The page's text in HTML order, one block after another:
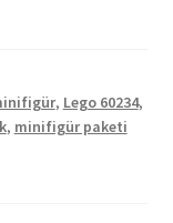
, Lego 60234,
, minifigür paketi